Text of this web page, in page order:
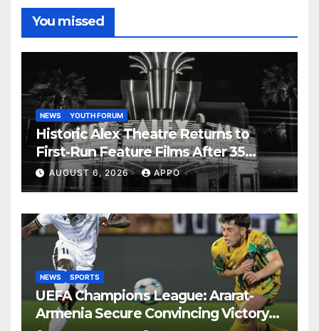
You missed
NEWS YOUTH FORUM
Historic Alex Theatre Returns to
First-Run Feature Films After 35
Years
AUGUST 6, 2026 APPO
NEWS SPORTS
UEFA Champions League: Ararat-
Armenia Secure Convincing Victory